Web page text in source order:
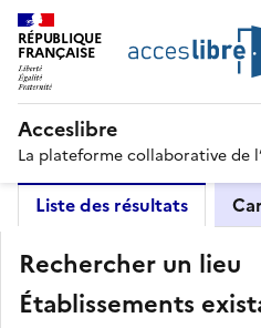
RÉPUBLIQUE
FRANÇAISE
Acceslibre
La plateforme collaborative de
Liste des résultats
Rechercher un lieu
Établissements